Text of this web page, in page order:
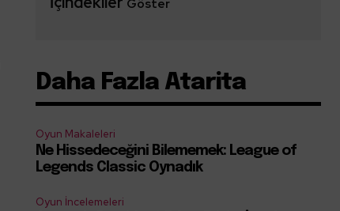
Göster
Daha Fazla Atarita
Oyun Makaleleri
Ne Hissedeceğini Bilememek: League of
Legends Classic Oynadık
Oyun İncelemeleri